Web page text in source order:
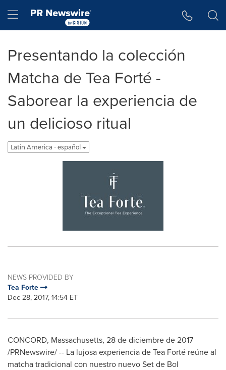
Hamburger menu
Presentando la colección
Matcha de Tea Forté -
Saborear la experiencia de
un delicioso ritual
Latin America - español
NEWS PROVIDED BY
Tea Forte
Dec 28, 2017, 14:54 ET
CONCORD, Massachusetts, 28 de diciembre de 2017
/PRNewswire/ -- La lujosa experiencia de Tea Forté reúne al
matcha tradicional con nuestro nuevo Set de Bol